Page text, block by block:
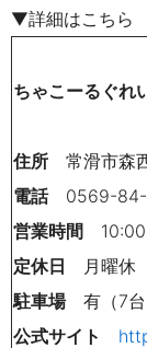
▼詳細はこちら
ちゃこーるぐれ
住所 常滑市森
電話 0569-
営業時間
定休日
月曜休
駐車場有（7台
公式サイト